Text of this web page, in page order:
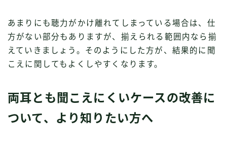
あまりにも聴力がかけ離れてしまっている場合は、仕
方がない部分もありますが、揃えられる範囲内なら揃
えていきましょう。そのようにした方が、結果的に聞
こえに関してもよくしやすくなります。
両耳とも聞こえにくいケースの改善に
ついて、より知りたい方へ